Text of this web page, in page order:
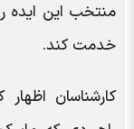
منتخب این ایده
خدمت کند.
کارشناسان